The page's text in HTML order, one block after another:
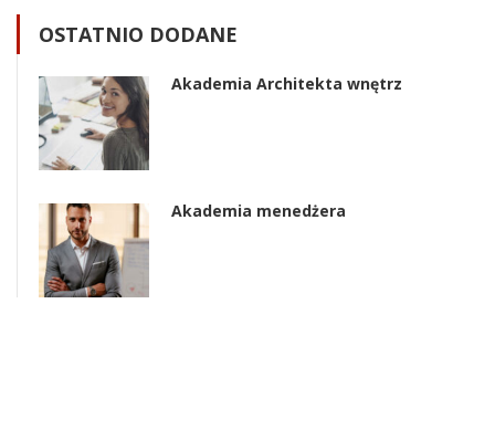
OSTATNIO DODANE
Akademia Architekta wnętrz
Akademia menedżera